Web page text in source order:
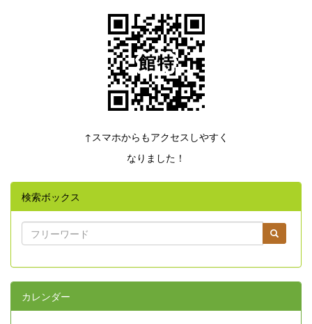
↑スマホからもアクセスしやすく
なりました！
検索ボックス
カレンダー